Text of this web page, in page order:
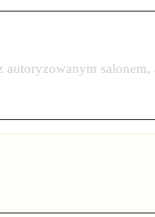
salonem,